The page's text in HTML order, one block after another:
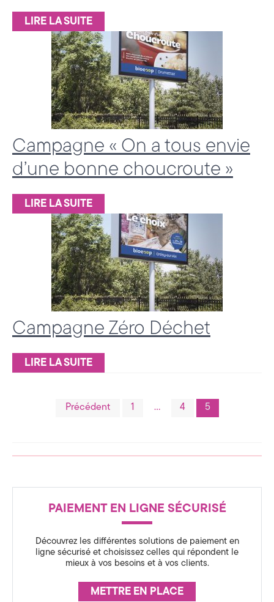
t
i
o
n
3
6
0
S
t
r
a
t
é
i
t
a
l
LIRE LA SUITE
Campagne « On a tous envie
d’une bonne choucroute »
LIRE LA SUITE
Campagne Zéro Déchet
LIRE LA SUITE
Pagination
publications
Précédent 1 … 4 5
PAIEMENT EN LIGNE SÉCURISÉ
Découvrez les différentes solutions de paiement en
ligne sécurisé et choisissez celles qui répondent le
mieux à vos besoins et à vos clients.
METTRE EN PLACE